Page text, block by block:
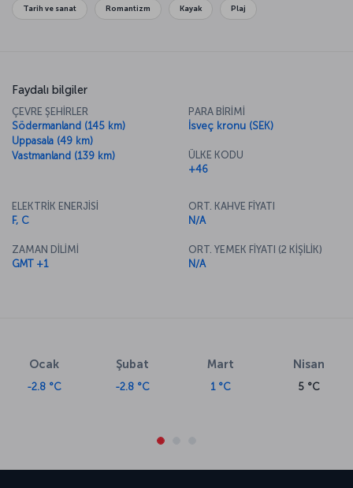
tat alacağınız “Müzeler Kenti” Stockholm’ü gezdikten sonra kendinizi
Tarih ve sanat Romantizm Kayak Plaj
Faydalı bilgiler
ÇEVRE ŞEHİRLER
Södermanland (145 km)
Uppasala (49 km)
Vastmanland (139 km)
PARA BİRİMİ
İsveç kronu (SEK)
ÜLKE KODU
+46
ELEKTRİK ENERJİSİ
F, C
ZAMAN DİLİMİ
GMT +1
ORT. KAHVE FİYATI
N/A
ORT. YEMEK FİYATI (2 KİŞİLİK)
N/A
Ocak
-2.8 °C
Şubat
-2.8 °C
Mart
1 °C
Nisan
5 °C